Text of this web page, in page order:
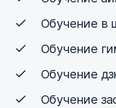
Обучение в
Обучение
Обучение
Обучение